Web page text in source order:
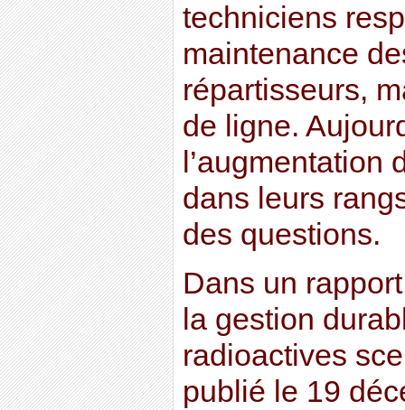
techniciens
maintenance
répartisseurs,
de ligne.
l’augmentation
dans leurs
des questions.
Dans un
la gestion
radioactives
publié le 19